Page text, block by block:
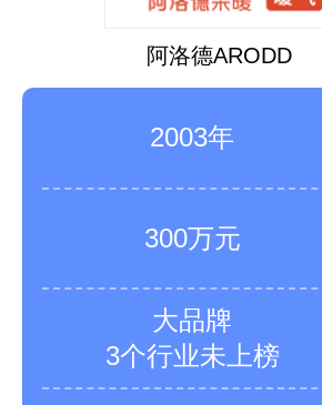
阿洛德ARODD
2003年
300万元
大品牌
3个行业未上榜